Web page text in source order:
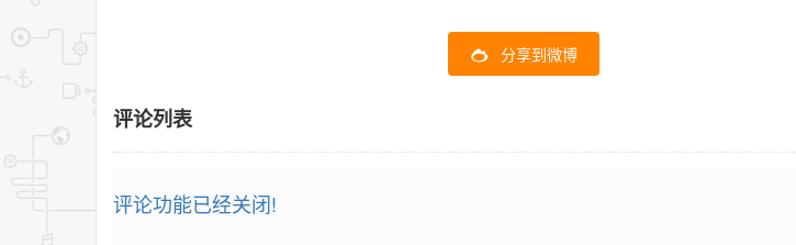
分享到微博
评论列表
评论功能已经关闭!